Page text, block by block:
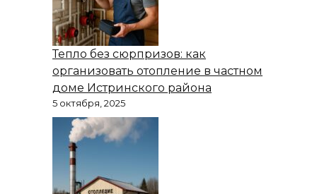
Тепло без сюрпризов: как
организовать отопление в частном
доме Истринского района
5 октября, 2025